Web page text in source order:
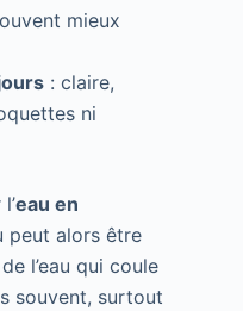
mieux
: claire,
ni
eau en
peut alors être
l’eau qui coule
souvent, surtout